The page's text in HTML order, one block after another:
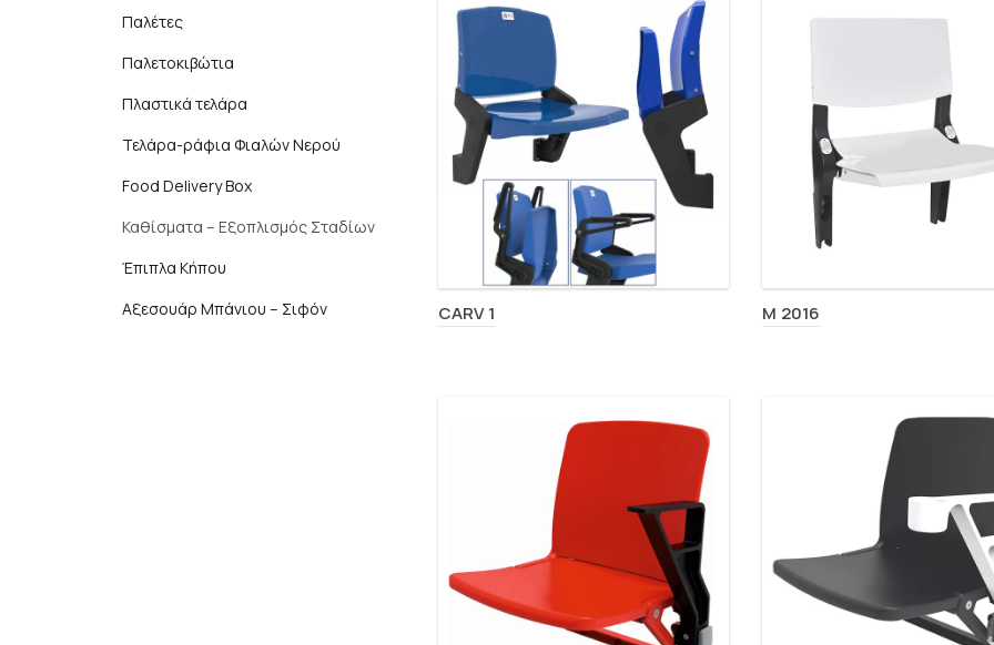
CARV 1 M 2016
Παλέτες
Παλετοκιβώτια
Πλαστικά τελάρα
Τελάρα-ράφια Φιαλών Νερού
Food Delivery Box
Καθίσματα – Εξοπλισμός Σταδίων
Έπιπλα Κήπου
Αξεσουάρ Μπάνιου – Σιφόν